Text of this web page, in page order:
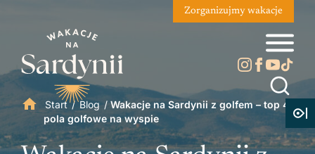
Zorganizujmy wakacje
Start/Blog / Wakacje na Sardynii z golfem – top 4
pola golfowe na wyspie